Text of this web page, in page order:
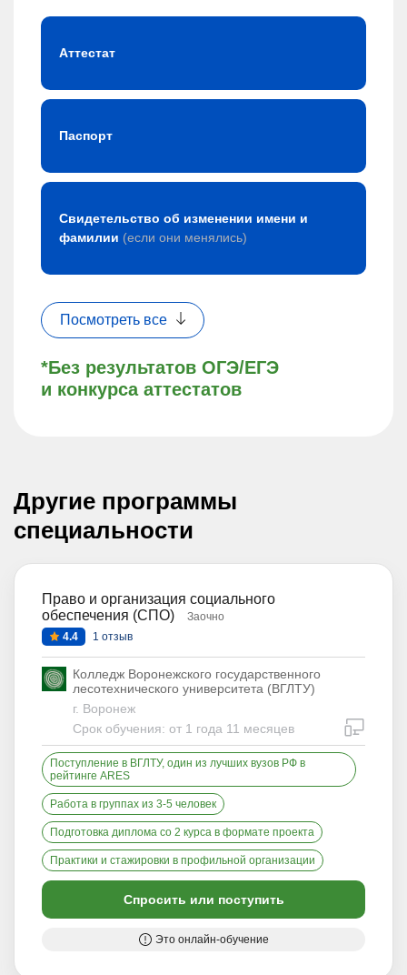
*Без результатов ОГЭ/ЕГЭ
и конкурса аттестатов
Аттестат
Паспорт
Свидетельство об изменении имени и
фамилии (если они менялись)
Посмотреть все
Другие программы
специальности
Право и организация социального
обеспечения (СПО)
Заочно
4.4
1 отзыв
Колледж Воронежского государственного
лесотехнического университета (ВГЛТУ)
г. Воронеж
Срок обучения: от 1 года 11 месяцев
Поступление в ВГЛТУ, один из лучших вузов РФ в
рейтинге ARES
Работа в группах из 3-5 человек
Подготовка диплома со 2 курса в формате проекта
Практики и стажировки в профильной организации
Спросить или поступить
Это онлайн-обучение